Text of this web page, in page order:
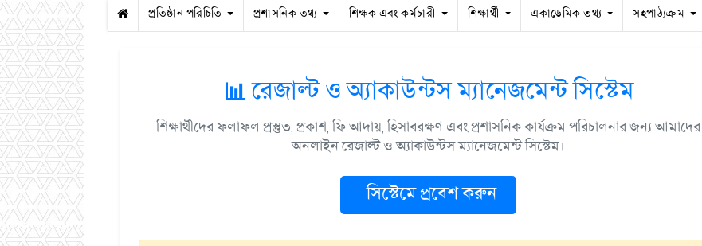
প্রতিষ্ঠান পরিচিতি প্রশাসনিক তথ্য শিক্ষক এবং কর্মচারী শিক্ষার্থী একাডেমিক তথ্য সহপাঠ্যক্রম
📊 রেজাল্ট ও অ্যাকাউন্টস ম্যানেজমেন্ট সিস্টেম
শিক্ষার্থীদের ফলাফল প্রস্তুত, প্রকাশ, ফি আদায়, হিসাবরক্ষণ এবং প্রশাসনিক কার্যক্রম পরিচালনার জন্য আমাদের
অনলাইন রেজাল্ট ও অ্যাকাউন্টস ম্যানেজমেন্ট সিস্টেম।
সিস্টেমে প্রবেশ করুন